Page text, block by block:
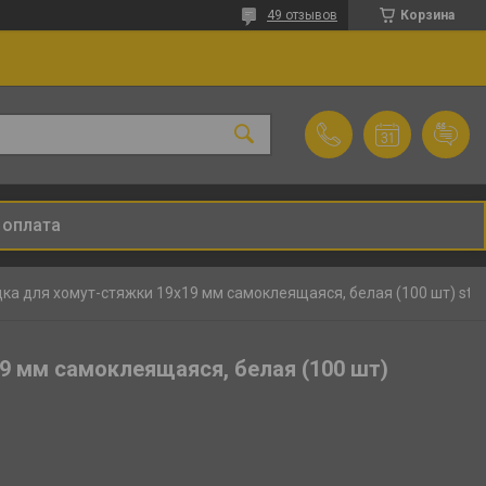
Корзина
49 отзывов
мм самоклеящаяся, белая (100 шт)